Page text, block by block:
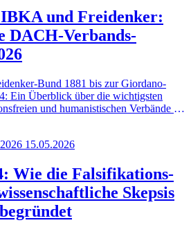
und Freidenker:
DACH-Verbands-
Bund 1881 bis zur Giordano-
Ein Überblick über die wichtigsten
und humanistischen Verbände im
15.05.2026
Wie die Falsifikations-
Skepsis